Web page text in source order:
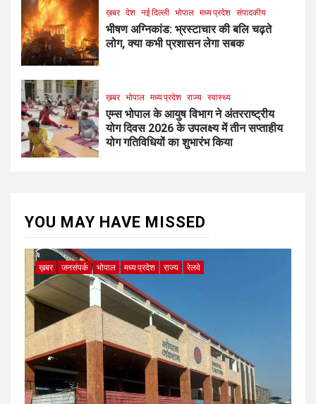
ख़बर देश नई दिल्ली भोपाल मध्य प्रदेश संपादकीय
भीषण अग्निकांड: भ्रस्टाचार की बलि चढ़ते
लोग, क्या कभी प्रशासन लेगा सबक
ख़बर भोपाल मध्य प्रदेश राज्य स्वास्थ्य
एम्स भोपाल के आयुष विभाग ने अंतरराष्ट्रीय
योग दिवस 2026 के उपलक्ष्य में तीन सप्ताहीय
योग गतिविधियों का शुभारंभ किया
YOU MAY HAVE MISSED
ख़बर जनसंपर्क भोपाल मध्य प्रदेश राज्य रेलवे